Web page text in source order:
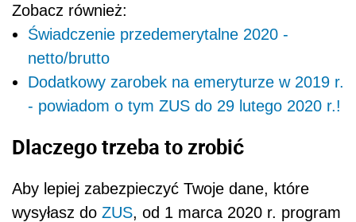
Zobacz również:
Świadczenie przedemerytalne 2020 -
netto/brutto
Dodatkowy zarobek na emeryturze w 2019 r.
- powiadom o tym ZUS do 29 lutego 2020 r.!
Dlaczego trzeba to zrobić
Aby lepiej zabezpieczyć Twoje dane, które
wysyłasz do ZUS, od 1 marca 2020 r. program